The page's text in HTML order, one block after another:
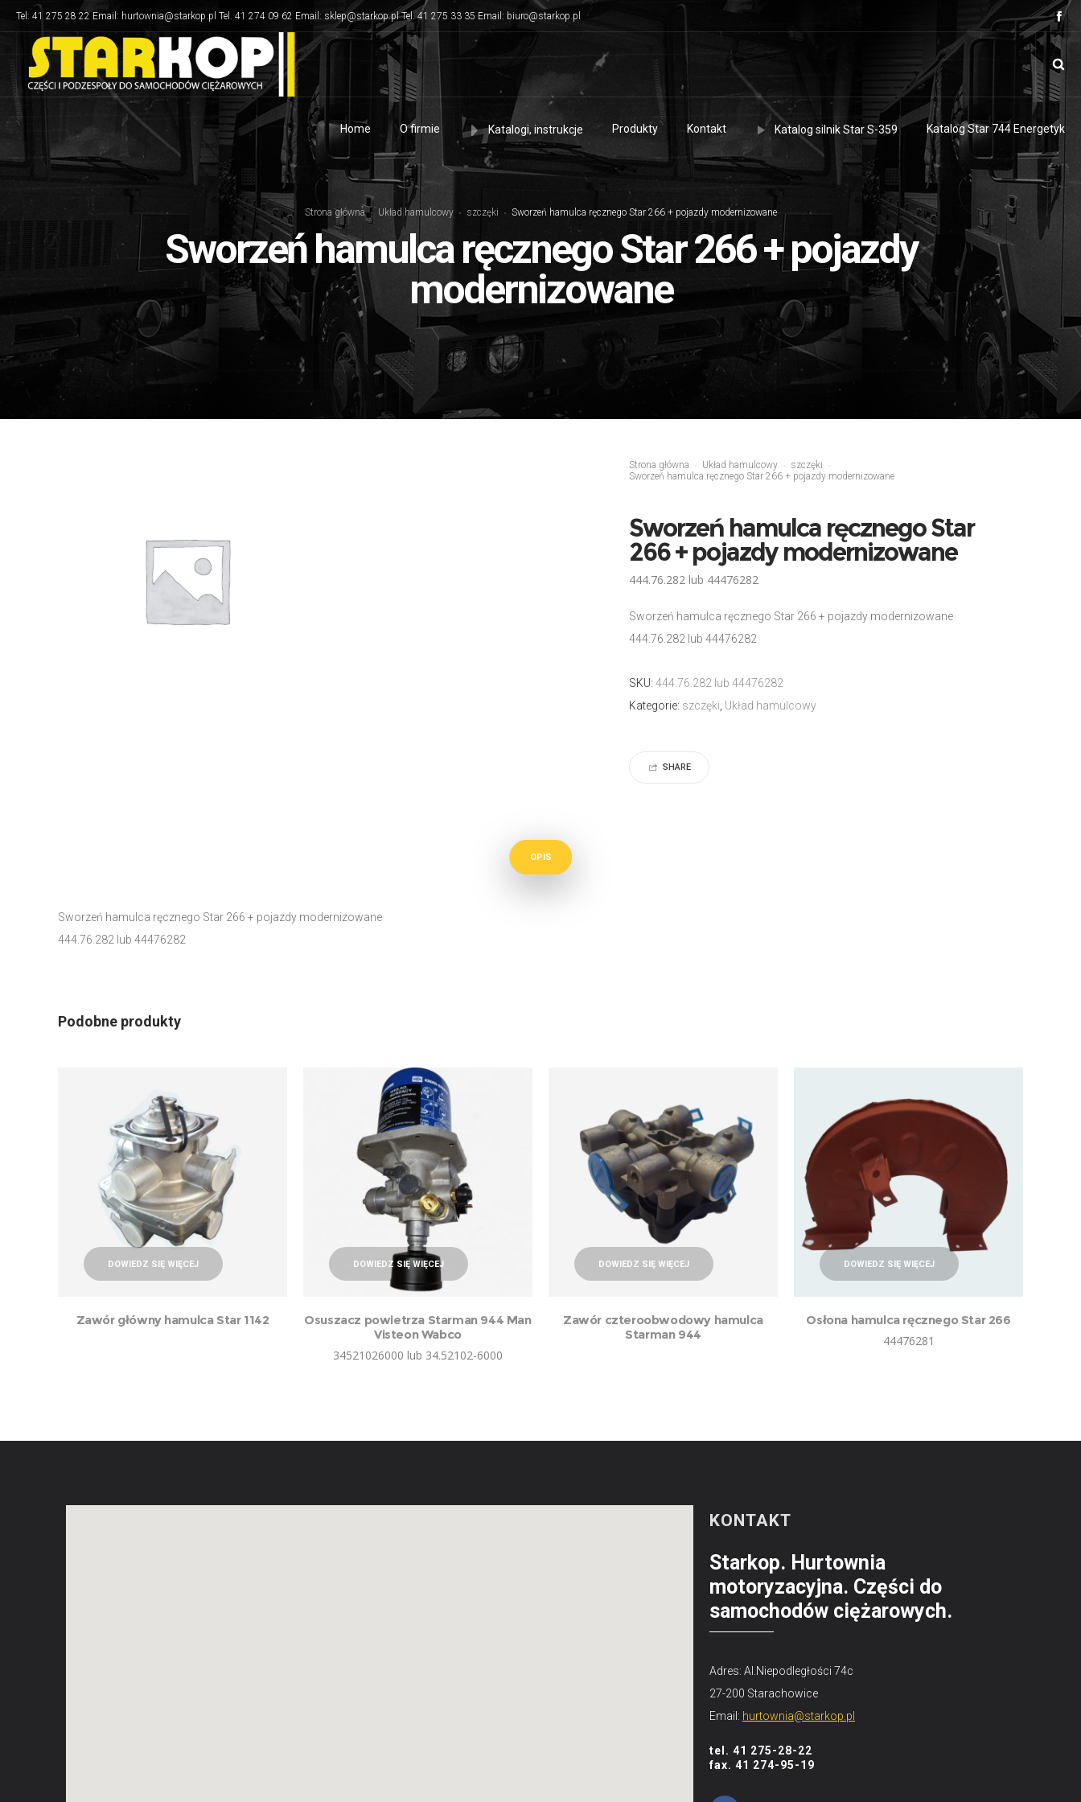
Tel: 41 275 28 22 Email: hurtownia@starkop.pl Tel. 41 274 09 62 Email: sklep@starkop.pl Tel. 41 275 33 35 Email: biuro@starkop.pl
Home O firmie Katalogi, instrukcje Produkty Kontakt Katalog silnik Star S-359 Katalog Star 744 Energetyk
Strona główna Układ hamulcowy szczęki Sworzeń hamulca ręcznego Star 266 + pojazdy modernizowane
Sworzeń hamulca ręcznego Star 266 + pojazdy
modernizowane
Strona główna Układ hamulcowy
szczęki
Sworzeń hamulca ręcznego Star 266 + pojazdy modernizowane
Sworzeń hamulca ręcznego Star
266 + pojazdy modernizowane
444.76.282 lub 44476282
Sworzeń hamulca ręcznego Star 266 + pojazdy modernizowane
444.76.282 lub 44476282
SKU: 444.76.282 lub 44476282
Kategorie: szczęki Układ hamulcowy
SHARE
OPIS
Sworzeń hamulca ręcznego Star 266 + pojazdy modernizowane
444.76.282 lub 44476282
Podobne produkty
DOWIEDZ SIĘ WIĘCEJ
Zawór główny hamulca Star 1142
DOWIEDZ SIĘ WIĘCEJ
Osuszacz powietrza Starman 944 Man
Visteon Wabco
34521026000 lub 34.52102-6000
DOWIEDZ SIĘ WIĘCEJ
Zawór czteroobwodowy hamulca
Starman 944
DOWIEDZ SIĘ WIĘCEJ
Osłona hamulca ręcznego Star 266
44476281
KONTAKT
Starkop. Hurtownia
motoryzacyjna. Części do
samochodów ciężarowych.
Adres: Al.Niepodległości 74c
27-200 Starachowice
Email: hurtownia@starkop.pl
tel. 41 275-28-22
fax. 41 274-95-19